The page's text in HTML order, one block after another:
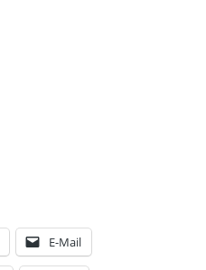
E-Mail